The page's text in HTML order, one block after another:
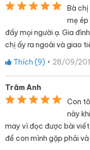
Bà
mẹ
đấy mọi người ạ. Gia
chị ấy ra ngoài và giao
Thích (9) • 28/09/
Trâm Anh
Con
này
may vì đọc được bài
đề con mình gặp phải